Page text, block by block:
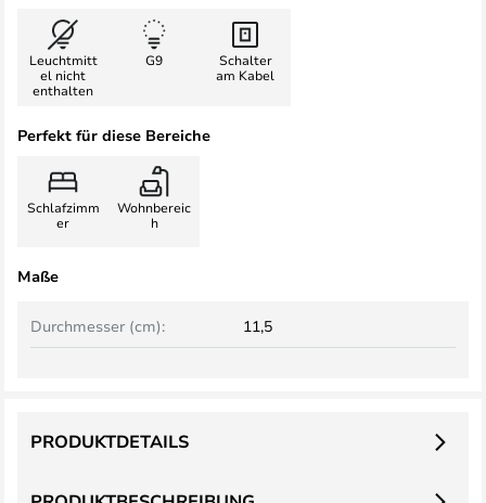
Leuchtmitt
el nicht
enthalten
G9
Schalter
am Kabel
Perfekt für diese Bereiche
Schlafzimm
er
Wohnbereic
h
Maße
Durchmesser (cm): 11,5
PRODUKTDETAILS